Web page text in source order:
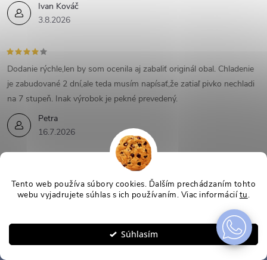
Tento web používa súbory cookies. Ďalším prechádzaním tohto
webu vyjadrujete súhlas s ich používaním. Viac informáciítu.
Súhlasím
Ivan Kováč
3.8.2026
Petra
16.7.2026
Dodanie rýchle,len by som ocenila aj zabaliť originál obal. Chladenie
je zabudované 2 dní,ale teda musím napísať,že zatiaľ pivko nechladi
na 7 stupeň. Inak výrobok je pekné prevedený.
Z
ODOBERAŤ